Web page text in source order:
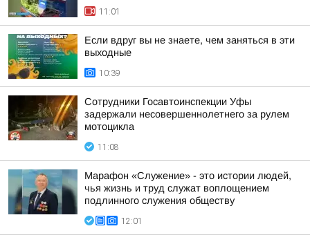
11:01
Если вдруг вы не знаете, чем заняться в эти
выходные
10:39
Сотрудники Госавтоинспекции Уфы
задержали несовершеннолетнего за рулем
мотоцикла
11:08
Марафон «Служение» - это истории людей,
чья жизнь и труд служат воплощением
подлинного служения обществу
12:01